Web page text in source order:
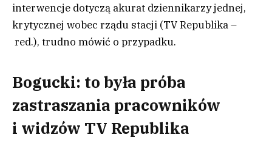
interwencje dotyczą akurat dziennikarzy jednej,
krytycznej wobec rządu stacji (TV Republika –
red.), trudno mówić o przypadku.
Bogucki: to była próba
zastraszania pracowników
i widzów TV Republika